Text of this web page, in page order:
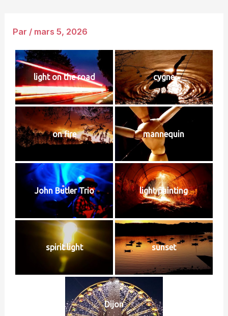
Par / mars 5, 2026
light on the road cygne
on fire mannequin
John Butler Trio light painting
spirit light sunset
Dijon